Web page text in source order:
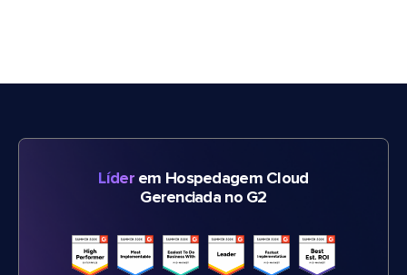
Líderem Hospedagem Cloud
Gerenciada no G2